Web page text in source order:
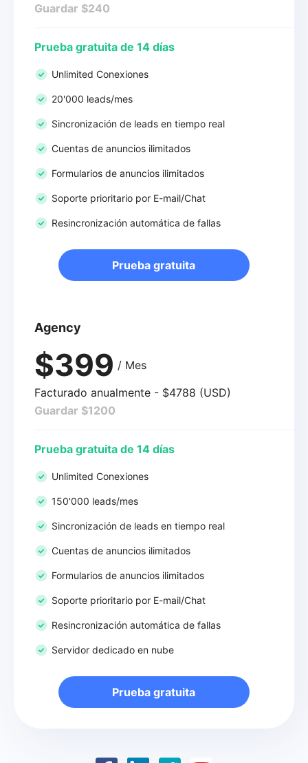
Guardar $240
Prueba gratuita de 14 días
Unlimited Conexiones
20'000 leads/mes
Sincronización de leads en tiempo real
Cuentas de anuncios ilimitados
Formularios de anuncios ilimitados
Soporte prioritario por E-mail/Chat
Resincronización automática de fallas
Prueba gratuita
Agency
$399 / Mes
Facturado anualmente - $4788 (USD)
Guardar $1200
Prueba gratuita de 14 días
Unlimited Conexiones
150'000 leads/mes
Sincronización de leads en tiempo real
Cuentas de anuncios ilimitados
Formularios de anuncios ilimitados
Soporte prioritario por E-mail/Chat
Resincronización automática de fallas
Servidor dedicado en nube
Prueba gratuita